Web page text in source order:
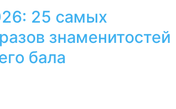
25 самых
знаменитостей
бала